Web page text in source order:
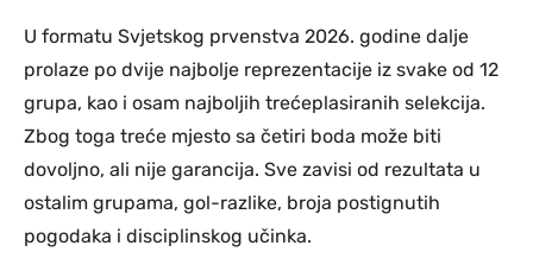
U formatu Svjetskog prvenstva 2026. godine dalje
prolaze po dvije najbolje reprezentacije iz svake od 12
grupa, kao i osam najboljih trećeplasiranih selekcija.
Zbog toga treće mjesto sa četiri boda može biti
dovoljno, ali nije garancija. Sve zavisi od rezultata u
ostalim grupama, gol-razlike, broja postignutih
pogodaka i disciplinskog učinka.